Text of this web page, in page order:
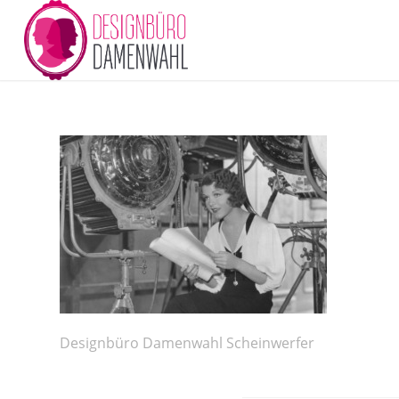
Designbüro Damenwahl Scheinwerfer